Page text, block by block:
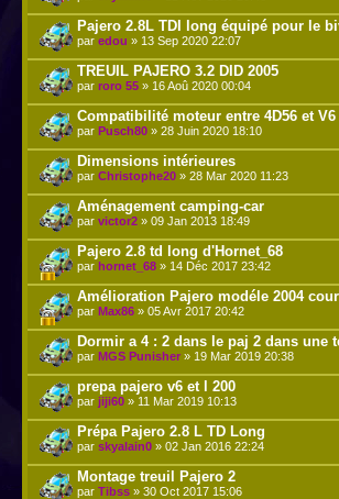
Pajero 2.8L TDI long équipé pour le
par edou » 13 Sep 2020 22:07
TREUIL PAJERO 3.2 DID 2005
par roro 55 » 16 Aoû 2020 00:04
Compatibilité moteur entre 4D56 et V6
par Pusch80 » 28 Juin 2020 18:10
Dimensions intérieures
par Christophe20 » 28 Mar 2020 11:23
Aménagement camping-car
par victor2 » 09 Jan 2013 18:49
Pajero 2.8 td long d'Hornet_68
par hornet_68 » 14 Déc 2017 23:42
Amélioration Pajero modéle 2004
par Max86 » 05 Avr 2017 20:42
Dormir a 4 : 2 dans le paj 2 dans une
par MGS Punisher » 19 Mar 2019 20:38
prepa pajero v6 et l 200
par jiji60 » 11 Mar 2019 10:13
Prépa Pajero 2.8 L TD Long
par skyalain0 » 02 Jan 2016 22:24
Montage treuil Pajero 2
par Tibss » 30 Oct 2017 15:06